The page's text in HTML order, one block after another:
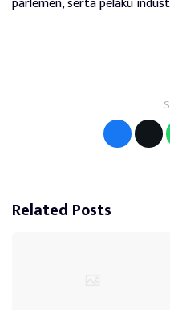
Related Posts